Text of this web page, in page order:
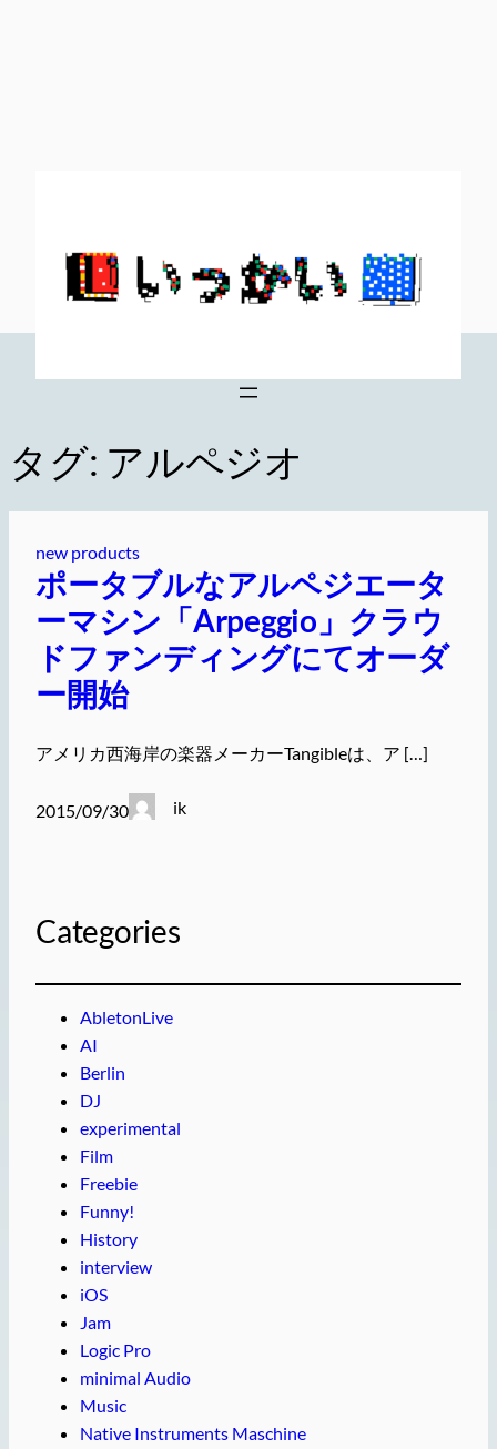
タグ: アルペジオ
new products
ポータブルなアルペジエータ
ーマシン「Arpeggio」クラウ
ドファンディングにてオーダ
ー開始
アメリカ西海岸の楽器メーカーTangibleは、ア […]
2015/09/30 ik
Categories
AbletonLive
AI
Berlin
DJ
experimental
Film
Freebie
Funny!
History
interview
iOS
Jam
Logic Pro
minimal Audio
Music
Native Instruments Maschine